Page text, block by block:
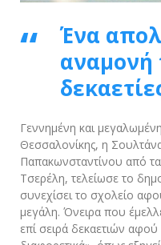
Ένα
αναμονή
Γεννημένη και
Θεσσαλονίκης, η
Παπακωνσταντίνου από τα
Τσερέλη, τελείωσε το
συνεχίσει το σχολείο
μεγάλη. Όνειρα που
επί σειρά δεκαετιών